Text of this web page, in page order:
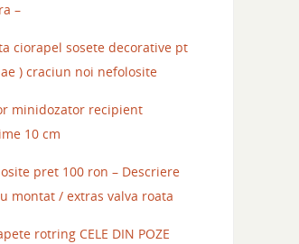
–
ciorapel sosete decorative pt
) craciun noi nefolosite
minidozator recipient
10 cm
pret 100 ron – Descriere
montat / extras valva roata
rotring CELE DIN POZE